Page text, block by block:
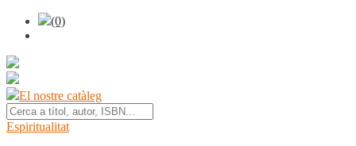
(0)
El nostre catàleg
Espiritualitat